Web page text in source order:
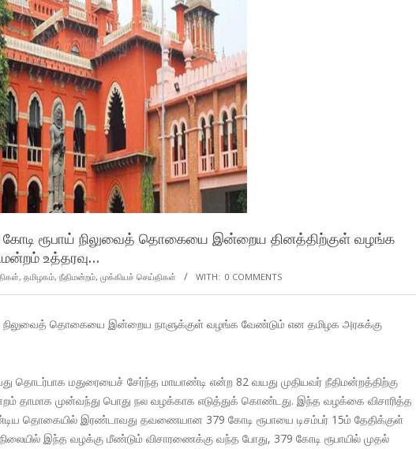
கோடி ரூபாய் நிலுவைத் தொகையை இன்றைய தினத்திற்குள் வழங்க
உத்தரவு…
, தமிழகம், நீதிமன்றம், முக்கியச் செய்திகள் WITH: 0 COMMENTS
நிலுவைத் தொகையை இன்றைய நாளுக்குள் வழங்க வேண்டும் என தமிழக அரசுக்கு
தொடர்பாக மதுரையைச் சேர்ந்த மாயாண்டி என்ற 82 வயது முதியவர் நீதிமன்றத்திற்கு
தாமாக முன்வந்து பொது நல வழக்காக எடுத்துக் கொண்டது. இந்த வழக்கை விசாரித்த
தொகையில் இரண்டாவது தவணையான 379 கோடி ரூபாயை டிசம்பர் 15ம் தேதிக்குள்
இந்த வழக்கு மீண்டும் விசாரணைக்கு வந்த போது, 379 கோடி ரூபாயில் முதல்